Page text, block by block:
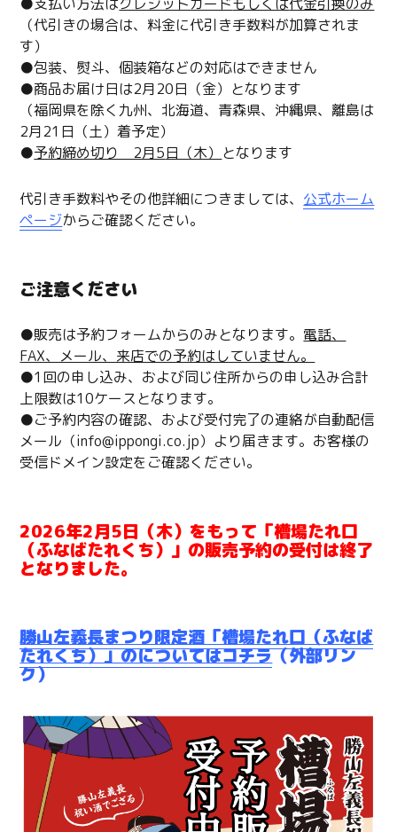
（代引きの場合は、料金に代引き手数料が加算されま
す）
●包装、熨斗、個装箱などの対応はできません
●商品お届け日は2月20日（金）となります
（福岡県を除く九州、北海道、青森県、沖縄県、離島は
2月21日（土）着予定）
●予約締め切り 2月5日（木） となります
代引き手数料やその他詳細につきましては、 公式ホーム
ページからご確認ください。
ご注意ください
●販売は予約フォームからのみとなります。 電話、
FAX、メール、来店での予約はしていません。
●1回の申し込み、および同じ住所からの申し込み合計
上限数は10ケースとなります。
●ご予約内容の確認、および受付完了の連絡が自動配信
メール（info@ippongi.co.jp）より届きます。お客様の
受信ドメイン設定をご確認ください。
2026年2月5日（木）をもって「槽場たれ口
（ふなばたれくち）」の販売予約の受付は終了
となりました。
勝山左義長まつり限定酒「槽場たれ口（ふなば
たれくち）」のについてはコチラ（外部リン
ク）